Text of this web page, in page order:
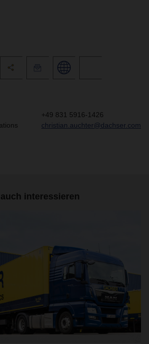
+49 831 5916-1426
christian.auchter@dachser.com
interessieren